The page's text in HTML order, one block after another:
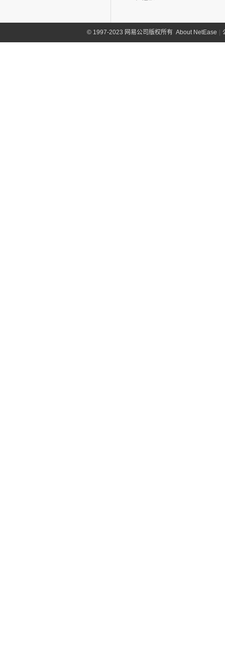
©1997-2023 网易公司版权所有 About NetEase